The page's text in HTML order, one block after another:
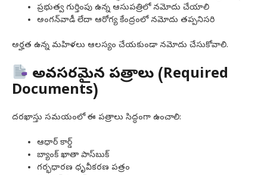
ప్రభుత్వ గుర్తింపు ఉన్న ఆసుపత్రిలో నమోదు చేయాలి
అంగన్‌వాడీ లేదా ఆరోగ్య కేంద్రంలో నమోదు తప్పనిసరి
అర్హత ఉన్న మహిళలు ఆలస్యం చేయకుండా నమోదు చేసుకోవాలి.
అవసరమైన పత్రాలు (Required
Documents)
దరఖాస్తు సమయంలో ఈ పత్రాలు సిద్ధంగా ఉంచాలి:
ఆధార్ కార్డ్
బ్యాంక్ ఖాతా పాస్‌బుక్
గర్భధారణ ధృవీకరణ పత్రం